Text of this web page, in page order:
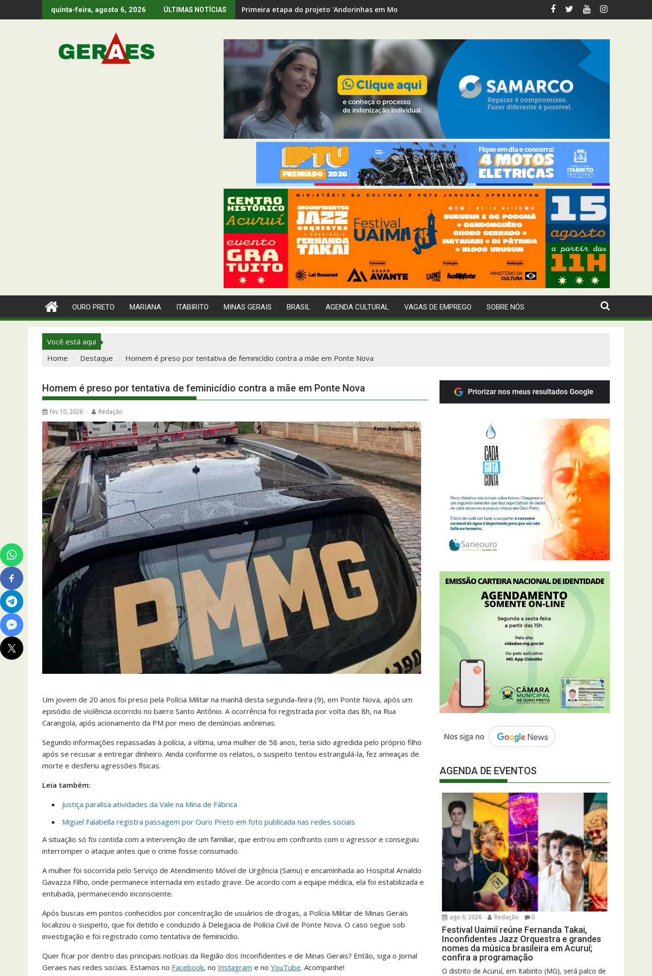
to
quinta-feira, agosto 6, 2026 ÚLTIMAS NOTÍCIAS Primeira etapa do projeto 'Andorinhas em Movimento' revitaliza 12 km de trilhas
OURO PRETO MARIANA ITABIRITO MINAS GERAIS BRASIL AGENDA CULTURAL VAGAS DE EMPREGO SOBRE NÓS
Você está aqui
Home
Destaque Homem é preso por tentativa de feminicídio contra a mãe em Ponte Nova
Homem é preso por tentativa de feminicídio contra a mãe em Ponte Nova
fev 10, 2026 Redação
Um jovem de 20 anos foi preso pela Polícia Militar na manhã desta segunda-feira (9), em Ponte Nova, após um
episódio de violência ocorrido no bairro Santo Antônio. A ocorrência foi registrada por volta das 8h, na Rua
Carangola, após acionamento da PM por meio de denúncias anônimas.
Segundo informações repassadas à polícia, a vítima, uma mulher de 58 anos, teria sido agredida pelo próprio filho
após se recusar a entregar dinheiro. Ainda conforme os relatos, o suspeito tentou estrangulá-la, fez ameaças de
morte e desferiu agressões físicas.
Leia também:
Justiça paralisa atividades da Vale na Mina de Fábrica
Miguel Falabella registra passagem por Ouro Preto em foto publicada nas redes sociais
A situação só foi contida com a intervenção de um familiar, que entrou em confronto com o agressor e conseguiu
interromper o ataque antes que o crime fosse consumado.
A mulher foi socorrida pelo Serviço de Atendimento Móvel de Urgência (Samu) e encaminhada ao Hospital Arnaldo
Gavazza Filho, onde permanece internada em estado grave. De acordo com a equipe médica, ela foi estabilizada e
entubada, permanecendo inconsciente.
Após buscas em pontos conhecidos por concentração de usuários de drogas, a Polícia Militar de Minas Gerais
localizou o suspeito, que foi detido e conduzido à Delegacia de Polícia Civil de Ponte Nova. O caso segue sob
investigação e foi registrado como tentativa de feminicídio.
Quer ficar por dentro das principais notícias da Região dos Inconfidentes e de Minas Gerais? Então, siga o Jornal
Geraes nas redes sociais. Estamos no Facebook, no Instagram e no YouTube. Acompanhe!
AGENDA DE EVENTOS
ago 6, 2026 Redação 0
Festival Uaimií reúne Fernanda Takai,
Inconfidentes Jazz Orquestra e grandes
nomes da música brasileira em Acuruí;
confira a programação
O distrito de Acuruí, em Itabirito (MG), será palco de